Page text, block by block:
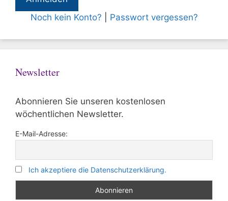
Noch kein Konto? Passwort vergessen?
Newsletter
Abonnieren Sie unseren kostenlosen
wöchentlichen Newsletter.
E-Mail-Adresse:
Ich akzeptiere die Datenschutzerklärung.